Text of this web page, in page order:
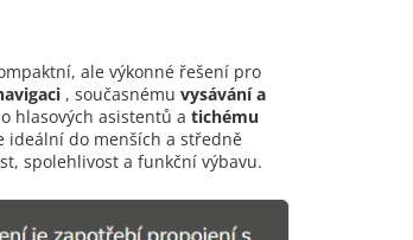
ale výkonné řešení pro
, současnému vysávání a
hlasových asistentů a tichému
ideální do menších a středně
spolehlivost a funkční výbavu.